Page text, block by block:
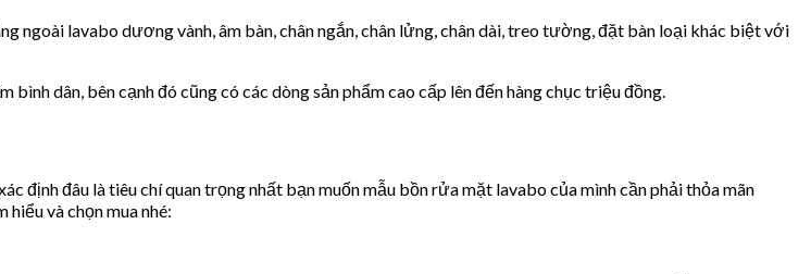
ngoài lavabo dương vành, âm bàn, chân ngắn, chân lửng, chân dài, treo tường, đặt bàn loại khác biệt với
dân, bên cạnh đó cũng có các dòng sản phẩm cao cấp lên đến hàng chục triệu đồng.
định đâu là tiêu chí quan trọng nhất bạn muốn mẫu bồn rửa mặt lavabo của mình cần phải thỏa mãn
và chọn mua nhé: